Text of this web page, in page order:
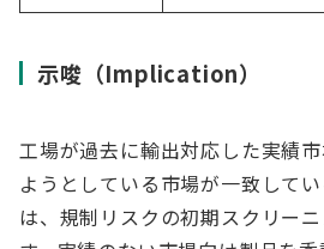
示唆（Implication）
工場が過去に輸出対応した実績
ようとしている市場が一致して
は、規制リスクの初期スクリー